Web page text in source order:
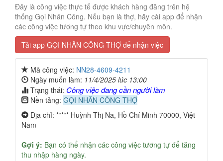
Đây là công việc thực tế được khách hàng đăng trên hệ
thống Gọi Nhân Công. Nếu bạn là thợ, hãy cài app để nhận
các công việc tương tự theo khu vực/chuyên môn.
Tải app GỌI NHÂN CÔNG THỢ để nhận việc
Mã công việc: NN28-4609-4211
Ngày muốn làm: 11/4/2025 lúc 13:00
Trạng thái: Công việc đang cần người làm
Nền tảng: GỌI NHÂN CÔNG THỢ
Địa chỉ: ***** Huỳnh Thị Na, Hồ Chí Minh 70000, Việt
Nam
Gợi ý: Bạn có thể nhận các công việc tương tự để tăng
thu nhập hàng ngày.